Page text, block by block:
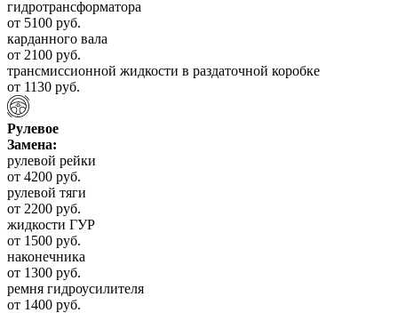
гидротрансформатора
от 5100 руб.
карданного вала
от 2100 руб.
трансмиссионной жидкости в раздаточной коробке
от 1130 руб.
Рулевое
Замена:
рулевой рейки
от 4200 руб.
рулевой тяги
от 2200 руб.
жидкости ГУР
от 1500 руб.
наконечника
от 1300 руб.
ремня гидроусилителя
от 1400 руб.